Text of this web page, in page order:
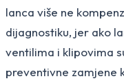
lanca više ne
dijagnostiku, jer ako
ventilima i klipovima
preventivne zamjene